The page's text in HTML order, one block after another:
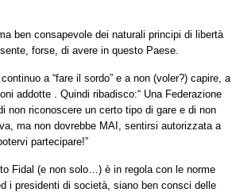
ben consapevole dei naturali principi di libertà
forse, di avere in questo Paese.
a “fare il sordo” e a non (voler?) capire, a
addotte . Quindi ribadisco:“ Una Federazione
non riconoscere un certo tipo di gare e di non
ma non dovrebbe MAI, sentirsi autorizzata a
partecipare!”
Fidal (e non solo…) è in regola con le norme
i presidenti di società, siano ben consci delle